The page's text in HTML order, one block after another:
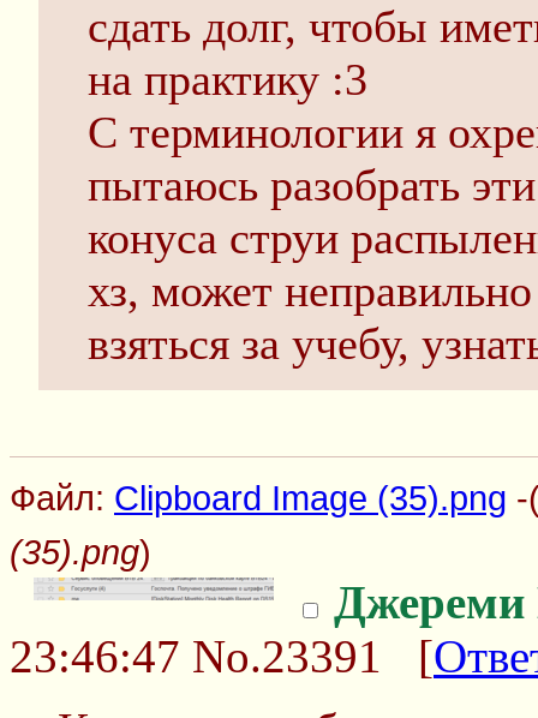
сдать долг, чтобы
на практику :3
С терминологии я
пытаюсь разобрать
конуса струи
хз, может
взяться за учебу,
Файл: Clipboard Image (35).png -
(35).png)
Джереми
23:46:47 No.23391 [